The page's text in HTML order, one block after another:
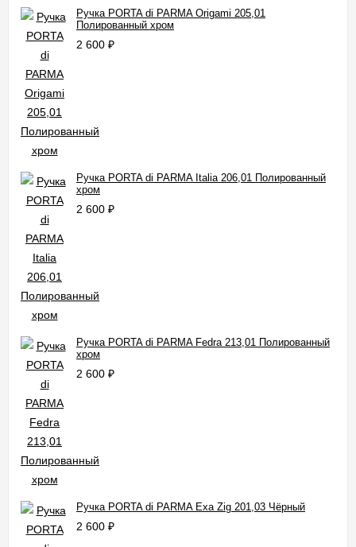
Ручка PORTA di PARMA Origami 205,01
Полированный хром
2 600 ₽
Ручка PORTA di PARMA Italia 206,01 Полированный
хром
2 600 ₽
Ручка PORTA di PARMA Fedra 213,01 Полированный
хром
2 600 ₽
Ручка PORTA di PARMA Exa Zig 201,03 Чёрный
2 600 ₽